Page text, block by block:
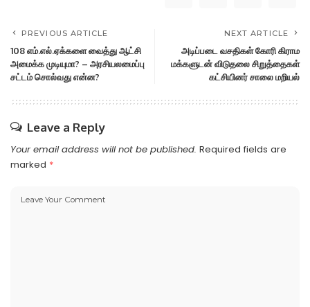
PREVIOUS ARTICLE
108 எம்.எல்.ஏக்களை வைத்து ஆட்சி
அமைக்க முடியுமா? – அரசியலமைப்பு
சட்டம் சொல்வது என்ன?
NEXT ARTICLE
அடிப்படை வசதிகள் கோரி கிராம
மக்களுடன் விடுதலை சிறுத்தைகள்
கட்சியினர் சாலை மறியல்
Leave a Reply
Your email address will not be published. Required fields are
marked *